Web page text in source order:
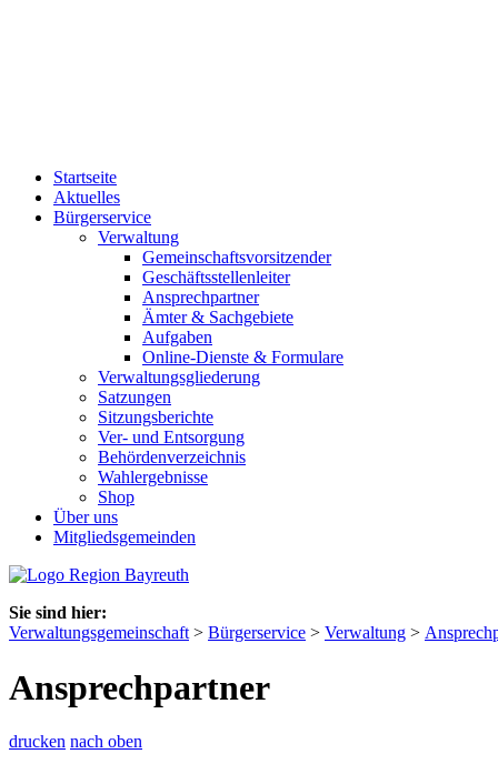
Startseite
Aktuelles
Bürgerservice
Verwaltung
Gemeinschaftsvorsitzender
Geschäftsstellenleiter
Ansprechpartner
Ämter & Sachgebiete
Aufgaben
Online-Dienste & Formulare
Verwaltungsgliederung
Satzungen
Sitzungsberichte
Ver- und Entsorgung
Behördenverzeichnis
Wahlergebnisse
Shop
Über uns
Mitgliedsgemeinden
Sie sind hier:
Verwaltungsgemeinschaft > Bürgerservice > Verwaltung >
Ansprechpartner
drucken nach oben